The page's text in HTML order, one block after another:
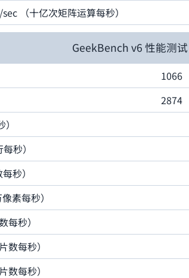
（十亿次矩阵运算每秒）
GeekBench v6 性能测试
1066
2874
秒）
秒）
素每秒）
每秒）
数每秒）
数每秒）